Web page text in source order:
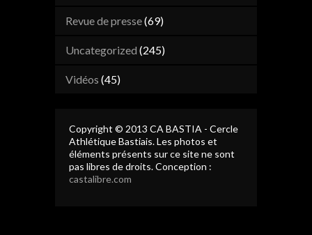
Revue de presse(69)
Uncategorized (245)
Vidéos (45)
Copyright © 2013 CA BASTIA - Cercle
Athlétique Bastiais. Les photos et
éléments présents sur ce site ne sont
pas libres de droits. Conception :
castalibre.com